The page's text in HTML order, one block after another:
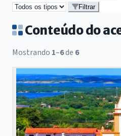
Filtrar
Conteúdo do
Mostrando 1–6de 6